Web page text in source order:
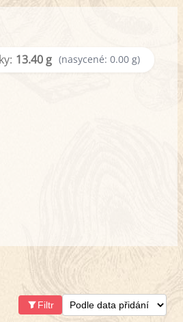
13.40 g (nasycené: 0.00 g)
Filtr